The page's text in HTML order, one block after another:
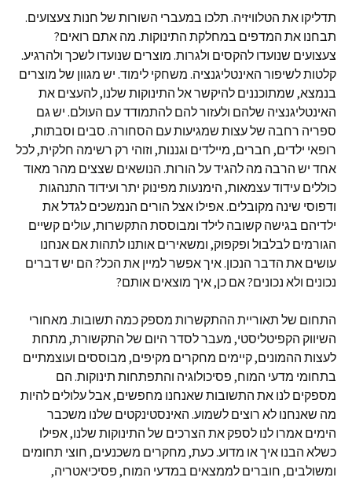
תדליקו את הטלוויזיה. תלכו במעברי השורות של חנות צעצועים.
תבחנו את המדפים במחלקת התינוקות. מה אתם רואים?
צעצועים שנועדו להקסים ולגרות. מוצרים שנועדו לשכך ולהרגיע.
קלטות לשיפור האינטליגנציה. משחקי לימוד. יש מגוון של מוצרים
בנמצא, שמתוכננים להיקשר אל התינוקות שלנו, להעצים את
האינטליגנציה שלהם ולעזור להם להתמודד עם העולם. יש גם
ספריה רחבה של עצות שמגיעות עם הסחורה. סבים וסבתות,
רופאי ילדים, חברים, מיילדים וגננות, וזוהי רק רשימה חלקית, לכל
אחד יש הרבה מה להגיד על הורות. הנושאים שצצים מהר מאוד
כוללים עידוד עצמאות, הימנעות מפינוק יתר ועידוד התנהגות
ודפוסי שינה מקובלים. אפילו אצל הורים הנמשכים לגדל את
ילדיהם בגישה קשובה לילד ומבוססת התקשרות, עולים קשיים
הגורמים לבלבול ופקפוק, ומשאירים אותנו לתהות אם אנחנו
עושים את הדבר הנכון. איך אפשר למיין את הכל? הם יש דברים
נכונים ולא נכונים? אם כן, איך מוצאים אותם?
התחום של תאוריית ההתקשרות מספק כמה תשובות. מאחורי
השיווק הקפיטליסטי, מעבר לסדר היום של התקשורת, מתחת
לעצות ההמונים, קיימים מחקרים מקיפים, מבוססים ועוצמתיים
בתחומי מדעי המוח, פסיכולוגיה והתפתחות תינוקות. הם
מספקים לנו את התשובות שאנחנו מחפשים, אבל עלולים להיות
מה שאנחנו לא רוצים לשמוע. האינסטינקטים שלנו משכבר
הימים אמרו לנו לספק את הצרכים של התינוקות שלנו, אפילו
כשלא הבנו איך או מדוע. כעת, מחקרים משכנעים, חוצי תחומים
ומשולבים, חוברים לממצאים במדעי המוח, פסיכיאטריה,